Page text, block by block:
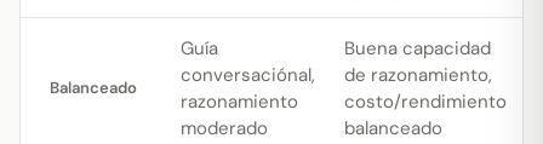
Balanceado
Guía
conversaciónal,
razonamiento
moderado
Buena capacidad
de razonamiento,
costo/rendimiento
balanceado